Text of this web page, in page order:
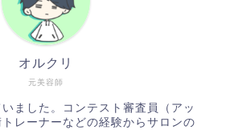
元美容師
オルクリ
ました。コンテスト審査員（アッ
レーナーなどの経験からサロンの